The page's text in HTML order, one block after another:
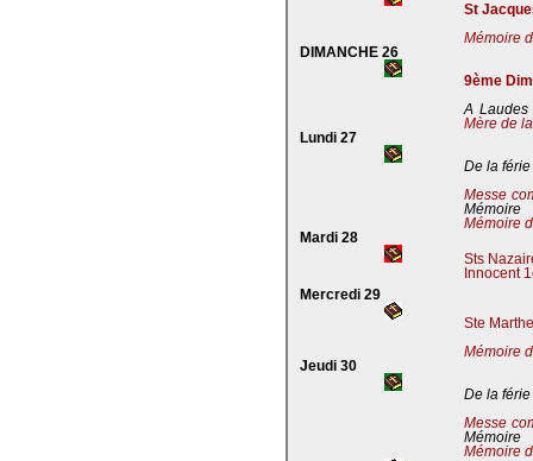
St
Mémoire
DIMANCHE 26
9ème
A
Mère de
Lundi 27
De la férie
Messe
Mémoire
Mémoire
Mardi 28
Sts
Innocent
Mercredi 29
Ste
Mémoire
Jeudi 30
De la férie
Messe
Mémoire
Mémoire